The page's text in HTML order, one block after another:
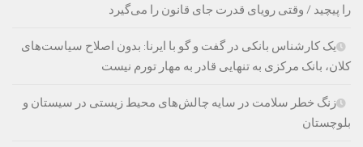
را پیچید / وقتی رویای قدرت جای قانون را می‌گیرد
یک کارشناس بانکی در گفت و گو با ایرنا: بدون اصلاح سیاست‌های
کلان، بانک مرکزی به تنهایی قادر به مهار تورم نیست
زنگ خطر سلامت در سایه چالش‌های محیط زیستی در سیستان و
بلوچستان